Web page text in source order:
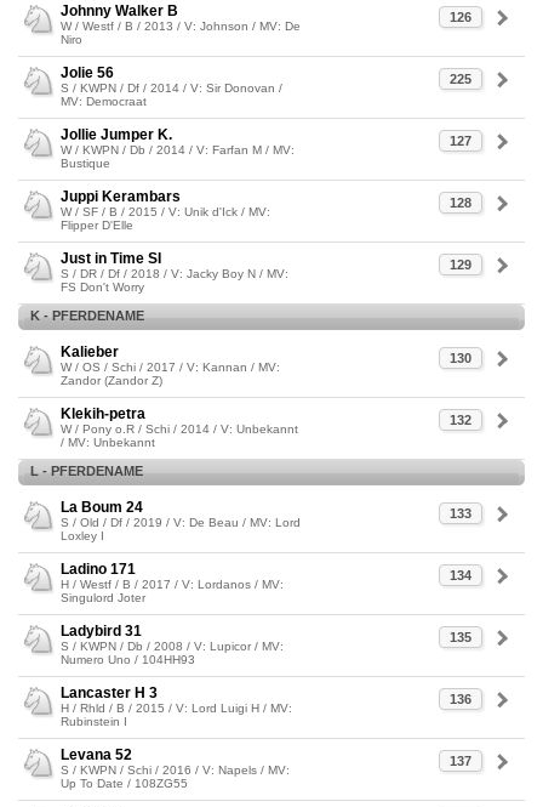
126
Johnny Walker B
W / Westf / B / 2013 / V: Johnson / MV: De
Niro
225
Jolie 56
S / KWPN / Df / 2014 / V: Sir Donovan /
MV: Democraat
127
Jollie Jumper K.
W / KWPN / Db / 2014 / V: Farfan M / MV:
Bustique
128
Juppi Kerambars
W / SF / B / 2015 / V: Unik d'Ick / MV:
Flipper D'Elle
129
Just in Time SI
S / DR / Df / 2018 / V: Jacky Boy N / MV:
FS Don't Worry
K - PFERDENAME
130
Kalieber
W / OS / Schi / 2017 / V: Kannan / MV:
Zandor (Zandor Z)
132
Klekih-petra
W / Pony o.R / Schi / 2014 / V: Unbekannt
/ MV: Unbekannt
L - PFERDENAME
133
La Boum 24
S / Old / Df / 2019 / V: De Beau / MV: Lord
Loxley I
134
Ladino 171
H / Westf / B / 2017 / V: Lordanos / MV:
Singulord Joter
135
Ladybird 31
S / KWPN / Db / 2008 / V: Lupicor / MV:
Numero Uno / 104HH93
136
Lancaster H 3
H / Rhld / B / 2015 / V: Lord Luigi H / MV:
Rubinstein I
137
Levana 52
S / KWPN / Schi / 2016 / V: Napels / MV:
Up To Date / 108ZG55